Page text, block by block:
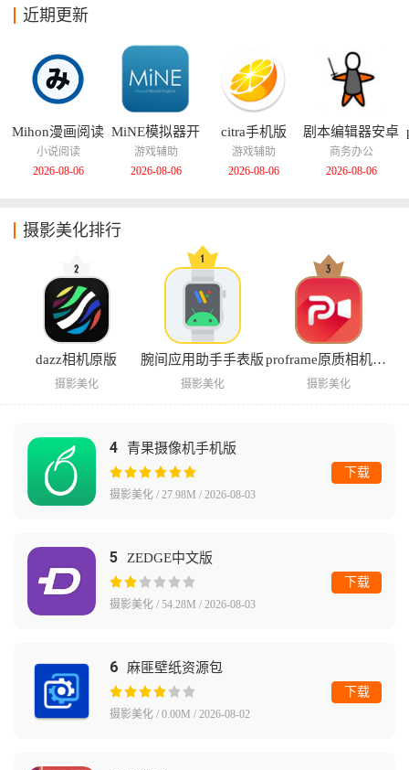
近期更新
Mihon漫画阅读
器
小说阅读
2026-08-06
MiNE模拟器开
源版
游戏辅助
2026-08-06
citra手机版
游戏辅助
2026-08-06
剧本编辑器安卓
版
商务办公
2026-08-06
摄影美化排行
dazz相机原版
摄影美化
腕间应用助手手表版
摄影美化
proframe原质相机app
摄影美化
4 青果摄像机手机版
摄影美化 / 27.98M / 2026-08-03
下载
5 ZEDGE中文版
摄影美化 / 54.28M / 2026-08-03
下载
6 麻匪壁纸资源包
摄影美化 / 0.00M / 2026-08-02
下载